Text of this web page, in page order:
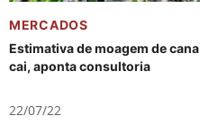
MERCADOS
Estimativa de moagem de
cai, aponta consultoria
22/07/22